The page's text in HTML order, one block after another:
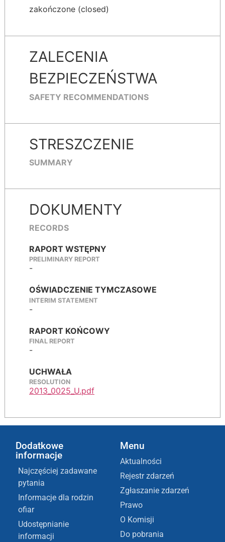
zakończone (closed)
ZALECENIA
BEZPIECZEŃSTWA
SAFETY RECOMMENDATIONS
STRESZCZENIE
SUMMARY
DOKUMENTY
RECORDS
RAPORT WSTĘPNY
PRELIMINARY REPORT
-
OŚWIADCZENIE TYMCZASOWE
INTERIM STATEMENT
-
RAPORT KOŃCOWY
FINAL REPORT
-
UCHWAŁA
RESOLUTION
2013_0025_U.pdf
Dodatkowe
informacje
Najczęściej zadawane
pytania
Informacje dla rodzin
ofiar
Udostępnianie
informacji
Menu
Aktualności
Rejestr zdarzeń
Zgłaszanie zdarzeń
Prawo
O Komisji
Do pobrania